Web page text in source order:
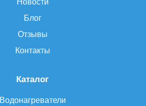
Каталог
Водонагреватели
Новости
Блог
Отзывы
Контакты